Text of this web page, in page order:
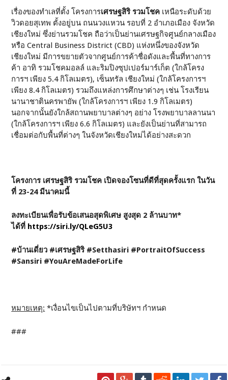
เรื่องของทำเลที่ตั้ง โครงการเศรษฐสิริ รวมโชค เหนือระดับด้วย
วิวดอยสุเทพ ตั้งอยู่บน ถนนวงแหวน รอบที่ 2 อำเภอเมือง จังหวัด
เชียงใหม่ ซึ่งย่านรวมโชค ถือว่าเป็นย่านเศรษฐกิจศูนย์กลางเมือง
หรือ Central Business District (CBD) แห่งหนึ่งของจังหวัด
เชียงใหม่ มีการขยายตัวจากศูนย์การค้าชื่อดังและพื้นที่ทางการ
ค้า อาทิ รวมโชคมอลล์ และริมปิงซุปเปอร์มาร์เก็ต (ใกล้โครง
การฯ เพียง 5.4 กิโลเมตร), เซ็นทรัล เชียงใหม่ (ใกล้โครงการฯ
เพียง 8.4 กิโลเมตร) รวมถึงแหล่งการศึกษาต่างๆ เช่น โรงเรียน
นานาชาตินครพายัพ (ใกล้โครงการฯ เพียง 1.9 กิโลเมตร)
นอกจากนั้นยังใกล้สถานพยาบาลต่างๆ อย่าง โรงพยาบาลลานนา
(ใกล้โครงการฯ เพียง 6.6 กิโลเมตร) และยังเป็นย่านที่สามารถ
เชื่อมต่อกับพื้นที่ต่างๆ ในจังหวัดเชียงใหม่ได้อย่างสะดวก
โครงการ เศรษฐสิริ รวมโชค เปิดจองโซนที่ดีที่สุดครั้งแรก ในวัน
ที่ 23-24 มีนาคมนี้
ลงทะเบียนเพื่อรับข้อเสนอสุดพิเศษ สูงสุด 2 ล้านบาท*
ได้ที่ https://siri.ly/QLeG5U3
#บ้านเดี่ยว #เศรษฐสิริ #Setthasiri #PortraitOfSuccess
#Sansiri #YouAreMadeForLife
หมายเหตุ: *เงื่อนไขเป็นไปตามที่บริษัทฯ กำหนด
###